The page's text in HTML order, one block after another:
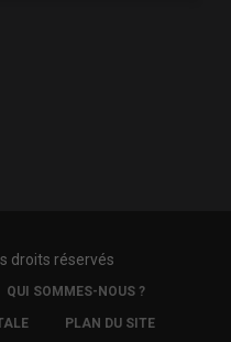
droits réservés
QUI SOMMES-NOUS ?
PLAN DU SITE